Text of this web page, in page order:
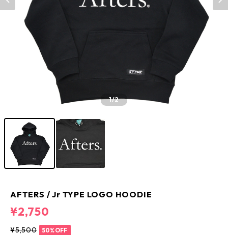
1/2
AFTERS / Jr TYPE LOGO HOODIE
¥2,750
¥5,500
50%OFF